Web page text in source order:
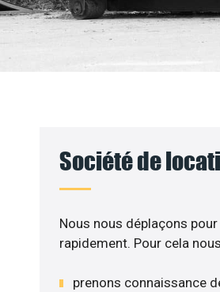
Société de
Nous nous déplaçons
rapidement. Pour cela
prenons connaissance